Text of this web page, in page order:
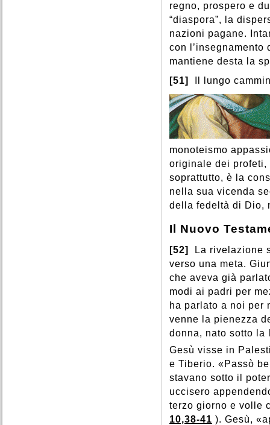
regno, prospero e
“diaspora”, la
nazioni pagane.
con
mantiene desta la
[51]
Il lungo
monoteismo
originale dei profeti,
soprattutto, è la
nella sua vicenda
della fedeltà di Dio,
Il Nuovo
[52]
La rivelazione
verso una meta.
che aveva già
modi ai padri per
ha parlato a noi per
venne la pienezza
donna, nato sotto la
Gesù visse in
e Tiberio. «Passò
stavano sotto il
uccisero
terzo giorno e volle
10,38-41 ). Gesù,